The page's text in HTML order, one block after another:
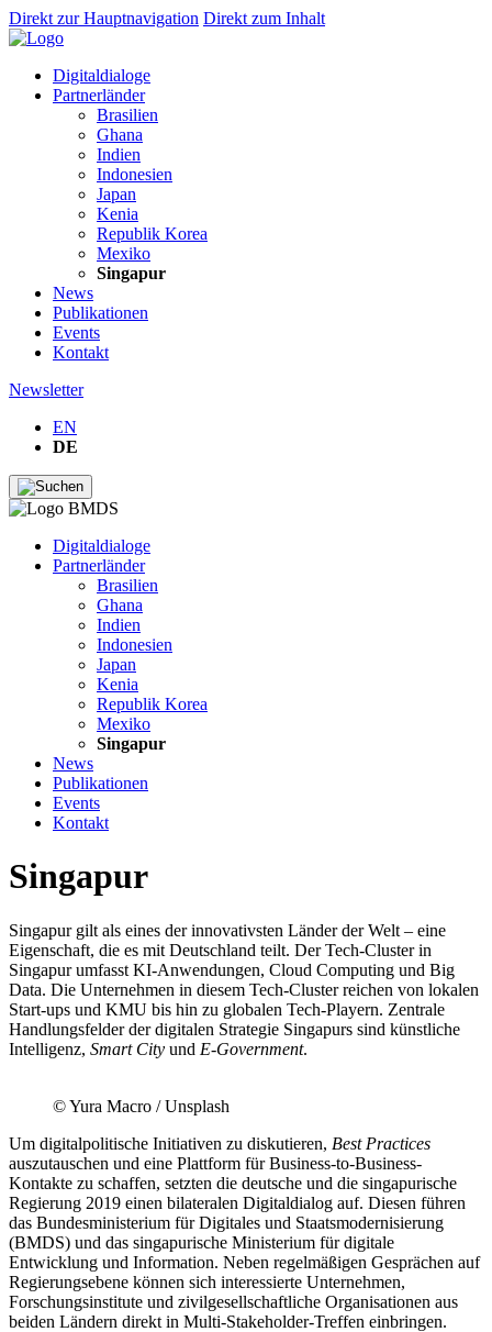
Direkt zur Hauptnavigation Direkt zum Inhalt
Digitaldialoge
Partnerländer
Brasilien
Ghana
Indien
Indonesien
Japan
Kenia
Republik Korea
Mexiko
Singapur
News
Publikationen
Events
Kontakt
Newsletter
EN
DE
Digitaldialoge
Partnerländer
Brasilien
Ghana
Indien
Indonesien
Japan
Kenia
Republik Korea
Mexiko
Singapur
News
Publikationen
Events
Kontakt
Singapur
Singapur gilt als eines der innovativsten Länder der Welt – eine
Eigenschaft, die es mit Deutschland teilt. Der Tech-Cluster in
Singapur umfasst KI-Anwendungen, Cloud Computing und Big
Data. Die Unternehmen in diesem Tech-Cluster reichen von lokalen
Start-ups und KMU bis hin zu globalen Tech-Playern. Zentrale
Handlungsfelder der digitalen Strategie Singapurs sind künstliche
Intelligenz, Smart City und E-Government.
© Yura Macro / Unsplash
Um digitalpolitische Initiativen zu diskutieren, Best Practices
auszutauschen und eine Plattform für Business-to-Business-
Kontakte zu schaffen, setzten die deutsche und die singapurische
Regierung 2019 einen bilateralen Digitaldialog auf. Diesen führen
das Bundesministerium für Digitales und Staatsmodernisierung
(BMDS) und das singapurische Ministerium für digitale
Entwicklung und Information. Neben regelmäßigen Gesprächen auf
Regierungsebene können sich interessierte Unternehmen,
Forschungsinstitute und zivilgesellschaftliche Organisationen aus
beiden Ländern direkt in Multi-Stakeholder-Treffen einbringen.